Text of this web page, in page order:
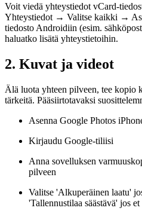
Voit viedä yhteystiedot vCard-
Yhteystiedot → Valitse kaikki →
tiedosto Androidiin (esim.
haluatko lisätä yhteystietoihin.
2. Kuvat ja videot
Älä luota yhteen pilveen, tee kopio
tärkeitä. Pääsiirtotavaksi
Asenna Google Photos
Kirjaudu Google-tiliisi
Anna sovelluksen
pilveen
Valitse 'Alkuperäinen laatu'
'Tallennustilaa säästävä' jos et